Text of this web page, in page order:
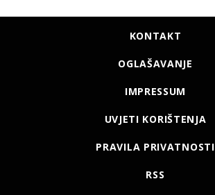
KONTAKT
OGLAŠAVANJE
IMPRESSUM
UVJETI KORIŠTENJA
PRAVILA PRIVATNOSTI
RSS